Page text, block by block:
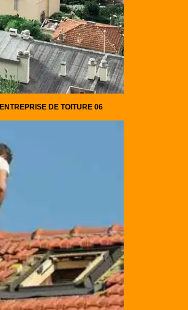
ENTREPRISE DE TOITURE 06